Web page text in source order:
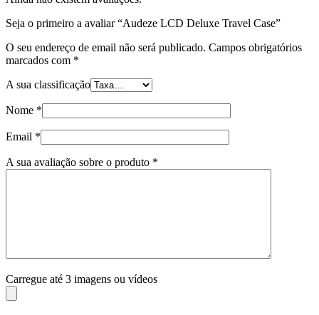
Seja o primeiro a avaliar “Audeze LCD Deluxe Travel Case”
O seu endereço de email não será publicado. Campos obrigatórios
marcados com *
A sua classificação
Nome *
Email *
A sua avaliação sobre o produto *
Carregue até 3 imagens ou vídeos